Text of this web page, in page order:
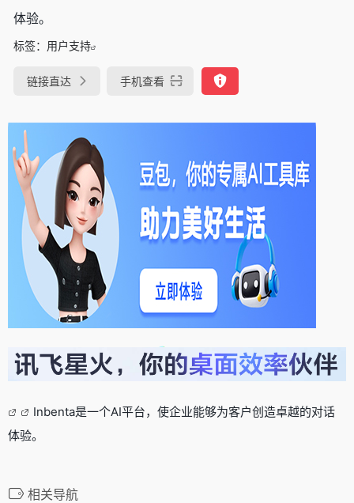
体验。
标签： 用户支持
链接直达 手机查看
Inbenta是一个AI平台，使企业能够为客户创造卓越的对话
体验。
相关导航